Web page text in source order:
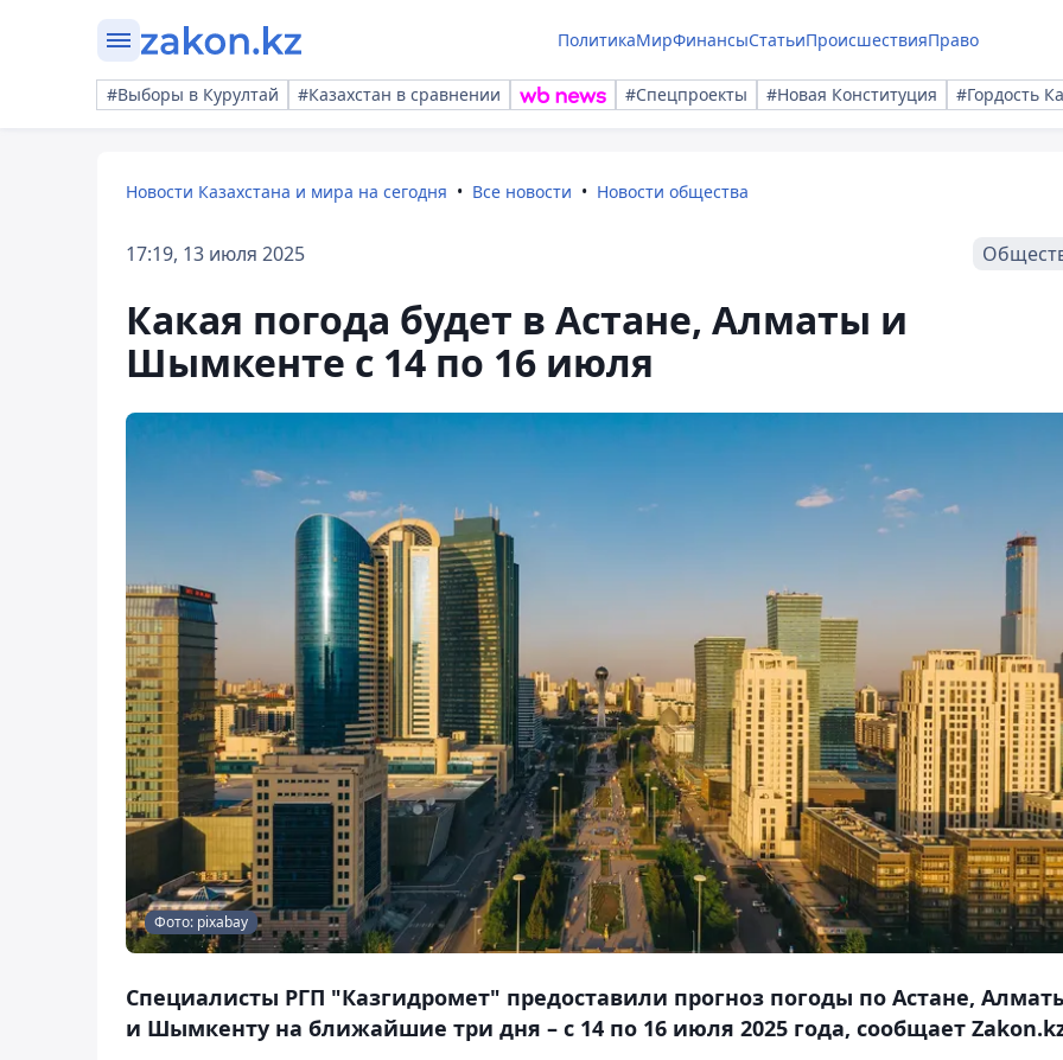
ПолитикаМирФинансыСтатьиПроисшествияПраво
#Выборы в Курултай #Казахстан в сравнении #Спецпроекты #Новая Конституция #Гордость
Новости Казахстана и мира на сегодня Все новости Новости общества
17:19, 13 июля 2025
Какая погода будет в Астане, Алматы и
Шымкенте с 14 по 16 июля
Фото: pixabay
Специалисты РГП "Казгидромет" предоставили прогноз погоды по Астане,
и Шымкенту на ближайшие три дня – с 14 по 16 июля 2025 года, сообщает